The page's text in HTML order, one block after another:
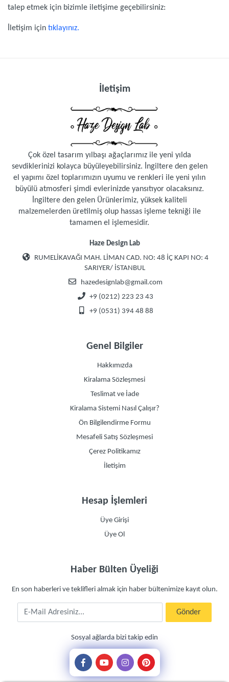
talep etmek için bizimle iletişime geçebilirsiniz:
İletişim için tıklayınız.
İletişim
Çok özel tasarım yılbaşı ağaçlarımız ile yeni yılda
sevdiklerinizi kolayca büyüleyebilirsiniz. İngiltere den gelen
el yapımı özel toplarımızın uyumu ve renkleri ile yeni yılın
büyülü atmosferi şimdi evlerinizde yansıtıyor olacaksınız.
İngiltere den gelen Ürünlerimiz, yüksek kaliteli
malzemelerden üretilmiş olup hassas işleme tekniği ile
tamamen el işlemesidir.
Haze Design Lab
RUMELİKAVAĞI MAH. LİMAN CAD. NO: 48 İÇ KAPI NO: 4
SARIYER/ İSTANBUL
hazedesignlab@gmail.com
+9 (0212) 223 23 43
+9 (0531) 394 48 88
Genel Bilgiler
Hakkımızda
Kiralama Sözleşmesi
Teslimat ve İade
Kiralama Sistemi Nasıl Çalışır?
Ön Bilgilendirme Formu
Mesafeli Satış Sözleşmesi
Çerez Politikamız
İletişim
Hesap İşlemleri
Üye Girişi
Üye Ol
Haber Bülten Üyeliği
En son haberleri ve teklifleri almak için haber bültenimize kayıt olun.
E-Mail Adresiniz Gönder
Sosyal ağlarda bizi takip edin